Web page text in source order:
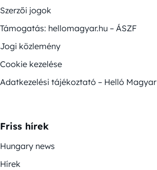
Szerzői jogok
Támogatás: hellomagyar.hu – ÁSZF
Jogi közlemény
Cookie kezelése
Adatkezelési tájékoztató – Helló Magyar
Friss hírek
Hungary news
Hírek